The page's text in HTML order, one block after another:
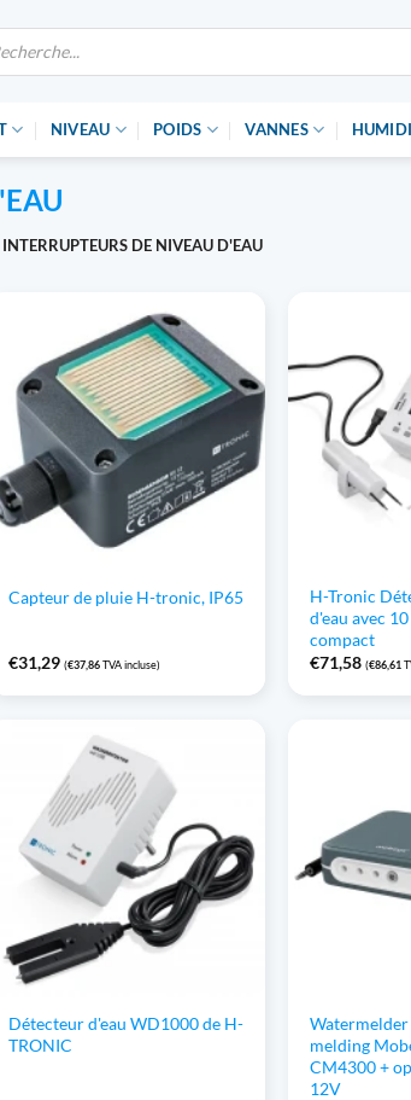
NIVEAU POIDS VANNES
INTERRUPTEURS DE NIVEAU D'EAU
Capteur de pluie H-tronic, IP65
€31,29 (€37,86TVA incluse)
H-Tronic
d'eau avec
compact
€71,58 (€86,61
Détecteur d'eau WD1000 de H-
TRONIC
melding
CM4300 +
12V